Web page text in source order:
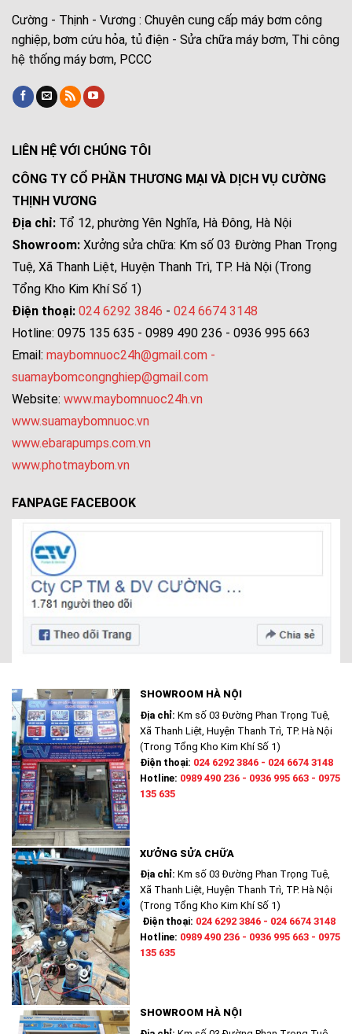
Cường - Thịnh - Vương : Chuyên cung cấp máy bơm công
nghiệp, bơm cứu hỏa, tủ điện - Sửa chữa máy bơm, Thi công
hệ thống máy bơm, PCCC
LIÊN HỆ VỚI CHÚNG TÔI
CÔNG TY CỔ PHẦN THƯƠNG MẠI VÀ DỊCH VỤ CƯỜNG
THỊNH VƯƠNG
Địa chỉ: Tổ 12, phường Yên Nghĩa, Hà Đông, Hà Nội
Showroom: Xưởng sửa chữa: Km số 03 Đường Phan Trọng
Tuệ, Xã Thanh Liệt, Huyện Thanh Trì, TP. Hà Nội (Trong
Tổng Kho Kim Khí Số 1)
Điện thoại: 024 6292 3846 - 024 6674 3148
Hotline: 0975 135 635 - 0989 490 236 - 0936 995 663
Email: maybomnuoc24h@gmail.com -
suamaybomcongnghiep@gmail.com
Website: www.maybomnuoc24h.vn
www.suamaybomnuoc.vn
www.ebarapumps.com.vn
www.photmaybom.vn
FANPAGE FACEBOOK
SHOWROOM HÀ NỘI
Địa chỉ: Km số 03 Đường Phan Trọng Tuệ,
Xã Thanh Liệt, Huyện Thanh Trì, TP. Hà Nội
(Trong Tổng Kho Kim Khí Số 1)
Điện thoại: 024 6292 3846 - 024 6674 3148
Hotline: 0989 490 236 - 0936 995 663 - 0975
135 635
XƯỞNG SỬA CHỮA
Địa chỉ: Km số 03 Đường Phan Trọng Tuệ,
Xã Thanh Liệt, Huyện Thanh Trì, TP. Hà Nội
(Trong Tổng Kho Kim Khí Số 1)
Điện thoại: 024 6292 3846 - 024 6674 3148
Hotline: 0989 490 236 - 0936 995 663 - 0975
135 635
SHOWROOM HÀ NỘI